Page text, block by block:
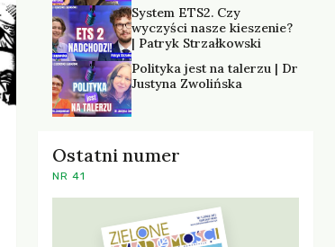
System ETS2. Czy
wyczyści nasze kieszenie?
| Patryk Strzałkowski
Polityka jest na talerzu | Dr
Justyna Zwolińska
Ostatni numer
NR 41